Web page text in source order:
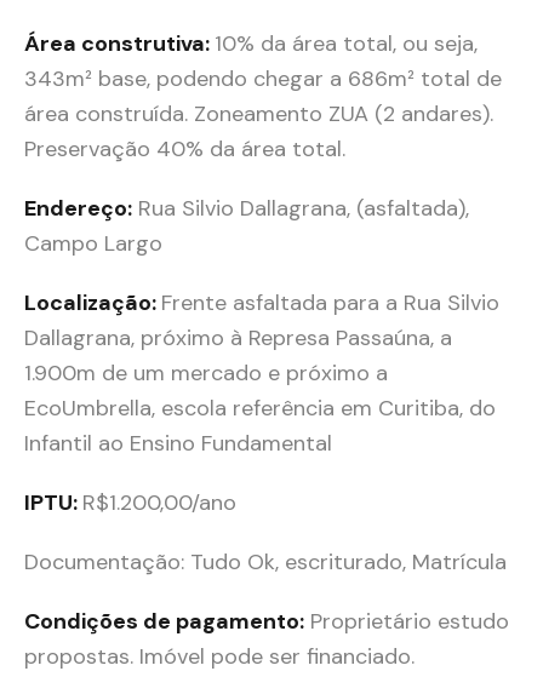
Área construtiva: 10% da área total, ou seja,
343m² base, podendo chegar a 686m² total de
área construída. Zoneamento ZUA (2 andares).
Preservação 40% da área total.
Endereço: Rua Silvio Dallagrana, (asfaltada),
Campo Largo
Localização: Frente asfaltada para a Rua Silvio
Dallagrana, próximo à Represa Passaúna, a
1.900m de um mercado e próximo a
EcoUmbrella, escola referência em Curitiba, do
Infantil ao Ensino Fundamental
IPTU: R$1.200,00/ano
Documentação: Tudo Ok, escriturado, Matrícula
Condições de pagamento: Proprietário estudo
propostas. Imóvel pode ser financiado.